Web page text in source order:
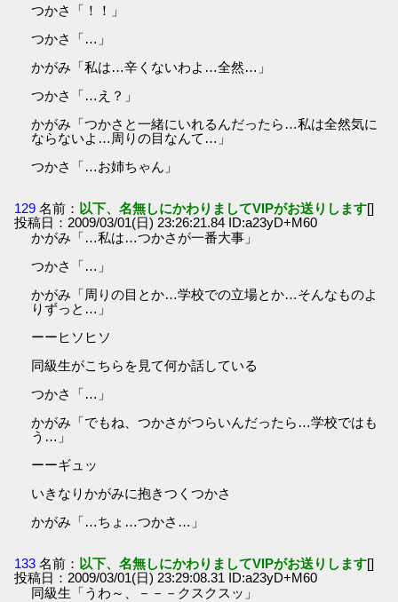
つかさ「！！」
つかさ「…」
かがみ「私は…辛くないわよ…全然…」
つかさ「…え？」
かがみ「つかさと一緒にいれるんだったら…私は全然気に
ならないよ…周りの目なんて…」
つかさ「…お姉ちゃん」
129 名前： 以下、名無しにかわりましてVIPがお送りします[]
投稿日：2009/03/01(日) 23:26:21.84 ID:a23yD+M60
かがみ「…私は…つかさが一番大事」
つかさ「…」
かがみ「周りの目とか…学校での立場とか…そんなものよ
りずっと…」
ーーヒソヒソ
同級生がこちらを見て何か話している
つかさ「…」
かがみ「でもね、つかさがつらいんだったら…学校ではも
う…」
ーーギュッ
いきなりかがみに抱きつくつかさ
かがみ「…ちょ…つかさ…」
133 名前： 以下、名無しにかわりましてVIPがお送りします[]
投稿日：2009/03/01(日) 23:29:08.31 ID:a23yD+M60
同級生「うわ～、－－－クスクスッ」